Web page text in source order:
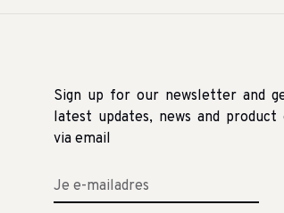
Sign up for our newsletter and
latest updates, news and product
via email